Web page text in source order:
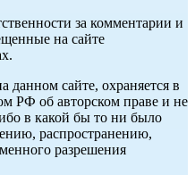
за комментарии и
на сайте
сайте, охраняется в
РФ об авторском праве и не
в какой бы то ни было
распространению,
разрешения